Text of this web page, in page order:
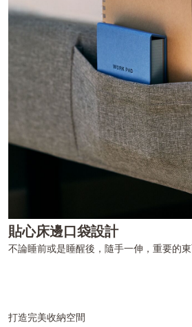
貼心床邊口袋設計
不論睡前或是睡醒後，隨手一伸，重要的東
打造完美收納空間